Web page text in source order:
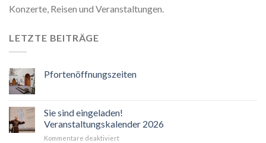
Konzerte, Reisen und Veranstaltungen.
LETZTE BEITRÄGE
Pfortenöffnungszeiten
Sie sind eingeladen!
Veranstaltungskalender 2026
Kommentare deaktiviertfür